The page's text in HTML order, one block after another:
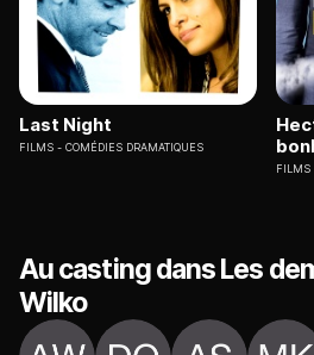
Last Night
FILMS COMÉDIES DRAMATIQUES
FILMS
Au casting dans Les
Wilko